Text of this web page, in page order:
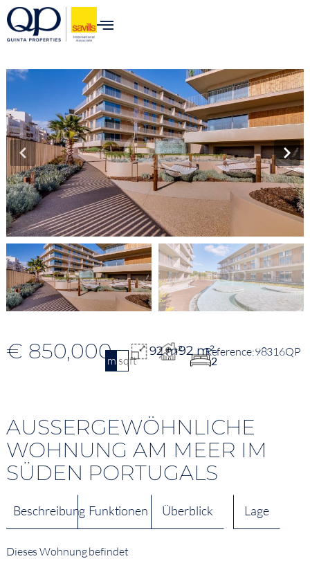
€ 850,000m2sqft
92 m²92 m²
2
98316QP
AUSSERGEWÖHNLICHE W
OHNUNG AM MEER IM S
ÜDEN PORTUGALS
Beschreibung Funktionen Überblick Lage
Dieses Wohnung befindet